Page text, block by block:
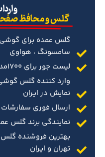
گلس و محافظ
گلس عمده برای گوشی
سامسونگ ، هواوی
لیست جور برای 1700مدل حتی مدل های جدید
وارد کننده گلس
نمایش در ایران
ارسال فوری
نمایندگی برند گلس
بهترین فروشنده گلس
تهران و ایران